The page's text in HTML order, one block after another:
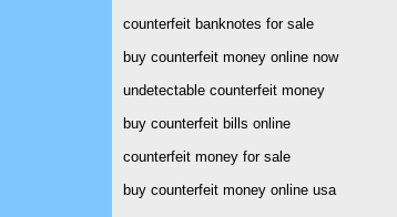
counterfeit banknotes for sale
buy counterfeit money online now
undetectable counterfeit money
buy counterfeit bills online
counterfeit money for sale
buy counterfeit money online usa